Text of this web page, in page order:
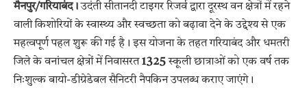
मैनपुर/गरियाबंद। उदंती सीतानदी टाइगर रिजर्व द्वारा दूरस्थ वन क्षेत्रों में रहने
वाली किशोरियों के स्वास्थ्य और स्वच्छता को बढ़ावा देने के उद्देश्य से एक
महत्वपूर्ण पहल शुरू की गई है। इस योजना के तहत गरियाबंद और धमतरी
जिले के वनांचल क्षेत्रों में निवासरत1325स्कूली छात्राओं को एक वर्ष तक
निःशुल्क बायो-डीग्रेडेबल सैनिटरी नैपकिन उपलब्ध कराए जाएंगे।